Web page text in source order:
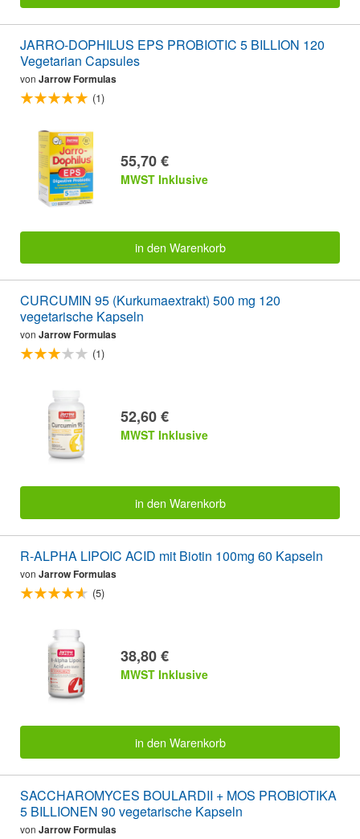
JARRO-DOPHILUS EPS PROBIOTIC 5 BILLION 120
Vegetarian Capsules
von Jarrow Formulas
(1)
55,70 €
MWST Inklusive
in den Warenkorb
CURCUMIN 95 (Kurkumaextrakt) 500 mg 120
vegetarische Kapseln
von Jarrow Formulas
(1)
52,60 €
MWST Inklusive
in den Warenkorb
R-ALPHA LIPOIC ACID mit Biotin 100mg 60 Kapseln
von Jarrow Formulas
(5)
38,80 €
MWST Inklusive
in den Warenkorb
SACCHAROMYCES BOULARDII + MOS PROBIOTIKA
5 BILLIONEN 90 vegetarische Kapseln
von Jarrow Formulas